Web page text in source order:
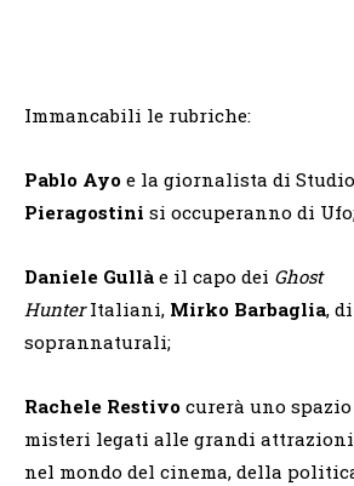
Immancabili le rubriche:
Pablo Ayo e la giornalista di
Pieragostini si occuperanno di
Daniele Gullà e il capo dei Ghost
HunterItaliani, Mirko Barbaglia,
soprannaturali;
Rachele Restivo curerà uno
misteri legati alle grandi
nel mondo del cinema, della